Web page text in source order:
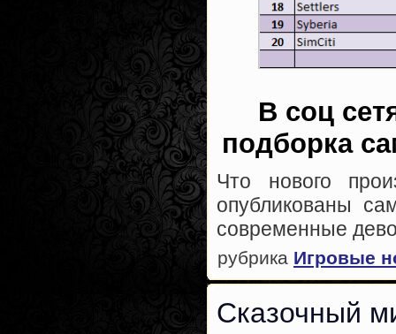
В соц
подборка
Что нового
опубликованы
современные
рубрика Игровые
Сказочный